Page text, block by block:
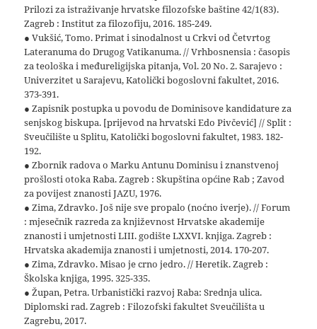
Prilozi za istraživanje hrvatske filozofske baštine 42/1(83).
Zagreb : Institut za filozofiju, 2016. 185-249.
● Vukšić, Tomo. Primat i sinodalnost u Crkvi od Četvrtog
Lateranuma do Drugog Vatikanuma. // Vrhbosnensia : časopis
za teološka i međureligijska pitanja, Vol. 20 No. 2. Sarajevo :
Univerzitet u Sarajevu, Katolički bogoslovni fakultet, 2016.
373-391.
● Zapisnik postupka u povodu de Dominisove kandidature za
senjskog biskupa. [prijevod na hrvatski Edo Pivčević] // Split :
Sveučilište u Splitu, Katolički bogoslovni fakultet, 1983. 182-
192.
● Zbornik radova o Marku Antunu Dominisu i znanstvenoj
prošlosti otoka Raba. Zagreb : Skupština općine Rab ; Zavod
za povijest znanosti JAZU, 1976.
● Zima, Zdravko. Još nije sve propalo (noćno iverje). // Forum
: mjesečnik razreda za književnost Hrvatske akademije
znanosti i umjetnosti LIII. godište LXXVI. knjiga. Zagreb :
Hrvatska akademija znanosti i umjetnosti, 2014. 170-207.
● Zima, Zdravko. Misao je crno jedro. // Heretik. Zagreb :
Školska knjiga, 1995. 325-335.
● Župan, Petra. Urbanistički razvoj Raba: Srednja ulica.
Diplomski rad. Zagreb : Filozofski fakultet Sveučilišta u
Zagrebu, 2017.